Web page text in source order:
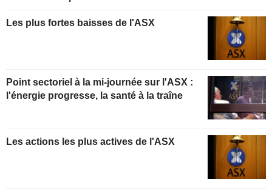
Les plus fortes baisses de l'ASX
Point sectoriel à la mi-journée sur l'ASX :
l'énergie progresse, la santé à la traîne
Les actions les plus actives de l'ASX